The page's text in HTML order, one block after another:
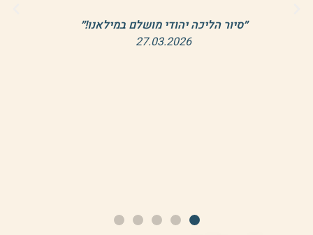
״סיור הליכה יהודי מושלם במילאנו!״
27.03.2026